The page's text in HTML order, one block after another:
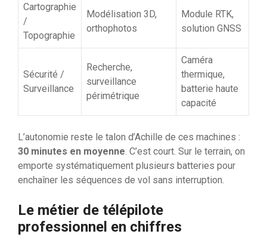
Cartographie
/
Topographie
Modélisation 3D,
orthophotos
Module RTK,
solution GNSS
Sécurité /
Surveillance
Recherche,
surveillance
périmétrique
Caméra
thermique,
batterie haute
capacité
L’autonomie reste le talon d’Achille de ces machines :
30 minutes en moyenne. C’est court. Sur le terrain, on
emporte systématiquement plusieurs batteries pour
enchaîner les séquences de vol sans interruption.
Le métier de télépilote
professionnel en chiffres